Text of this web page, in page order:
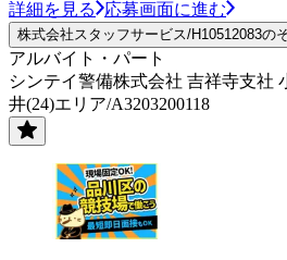
詳細を見る 応募画面に進む
株式会社スタッフサービス/H10512083の
アルバイト・パート
シンテイ警備株式会社 吉祥寺支社
井(24)エリア/A3203200118